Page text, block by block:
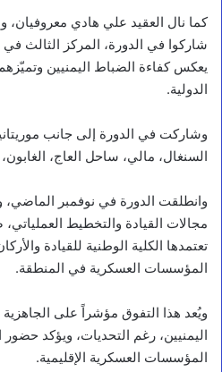
كما نال العقيد علي هادي معروفيان،
شاركوا في الدورة، المركز الثالث في
يعكس كفاءة الضباط اليمنيين
الدولية.
وشاركت في الدورة إلى جانب
السنغال، مالي، ساحل العاج،
وانطلقت الدورة في نوفمبر
مجالات القيادة والتخطيط
تعتمدها الكلية الوطنية للقيادة
المؤسسات العسكرية في المنطقة.
ويُعد هذا التفوق مؤشراً على الجاهزية
اليمنيين، رغم التحديات، ويؤكد
المؤسسات العسكرية الإقليمية.